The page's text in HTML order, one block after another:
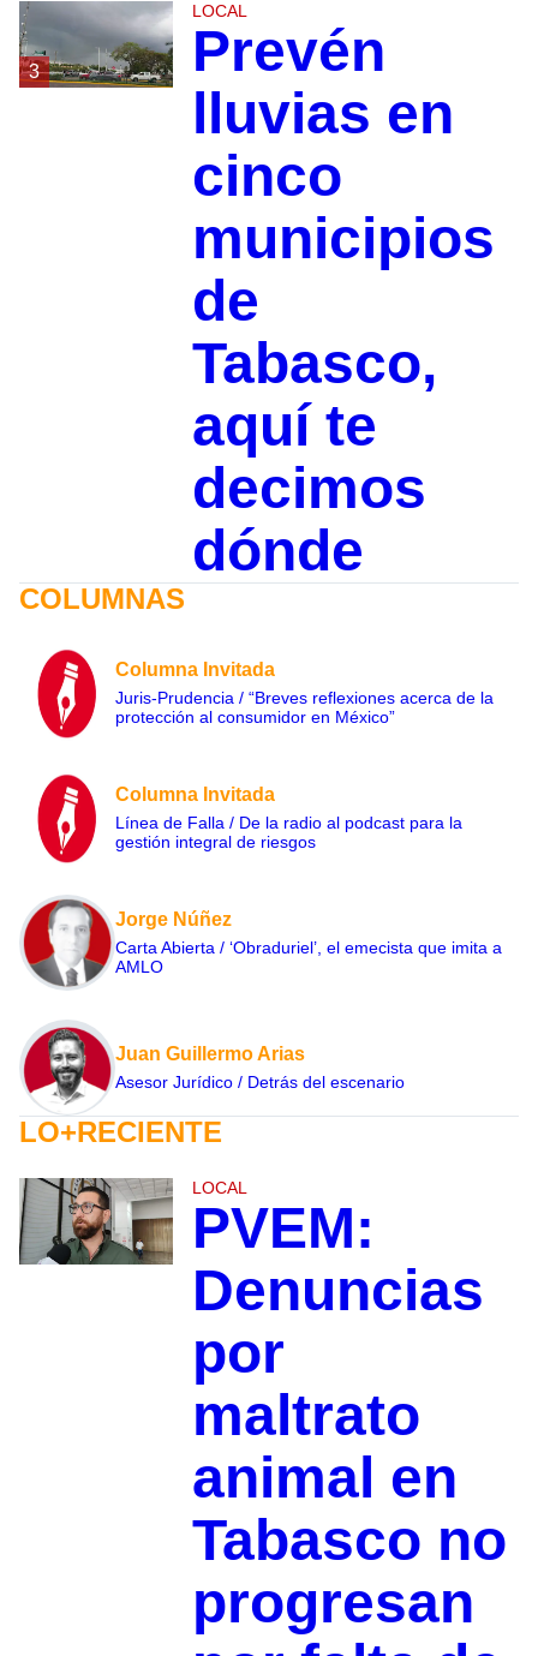
3
LOCAL
Prevén
lluvias en
cinco
municipios
de
Tabasco,
aquí te
decimos
dónde
COLUMNAS
Columna Invitada
Juris-Prudencia / “Breves reflexiones acerca de la
protección al consumidor en México”
Columna Invitada
Línea de Falla / De la radio al podcast para la
gestión integral de riesgos
Jorge Núñez
Carta Abierta / ‘Obraduriel’, el emecista que imita a
AMLO
Juan Guillermo Arias
Asesor Jurídico / Detrás del escenario
LO+RECIENTE
LOCAL
PVEM:
Denuncias
por
maltrato
animal en
Tabasco no
progresan